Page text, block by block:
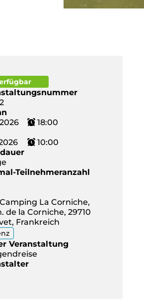
18:00
10:00
Teilnehmeranzahl
La Corniche,
de la Corniche, 29710
Frankreich
Veranstaltung